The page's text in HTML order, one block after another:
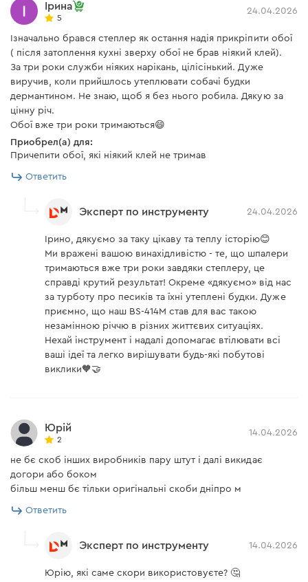
Ірина
5
24.04.2026
Ізначально брався степлер як остання надія прикріпити обої
( після затоплення кухні зверху обої не брав ніякий клей).
За три роки служби ніяких нарікань, цілісінький. Дуже
виручив, коли прийшлось утеплювати собачі будки
дермантином. Не знаю, щоб я без нього робила. Дякую за
цінну річ.
Обої вже три роки тримаються😄
Приобрел(а) для:
Причепити обої, які ніякий клей не тримав
Ответить
Эксперт по инструменту 24.04.2026
Ірино, дякуємо за таку цікаву та теплу історію😊
Ми вражені вашою винахідливістю - те, що шпалери
тримаються вже три роки завдяки степлеру, це
справді крутий результат! Окреме «дякуємо» від нас
за турботу про песиків та їхні утеплені будки. Дуже
приємно, що наш BS-414М став для вас такою
незамінною річчю в різних життєвих ситуаціях.
Нехай інструмент і надалі допомагає втілювати всі
ваші ідеї та легко вирішувати будь-які побутові
виклики🧡🤝
Юрій
2
14.04.2026
не бє скоб інших виробників пару штут і далі викидає
догори або боком
більш менш бє тільки оригінальні скоби дніпро м
Ответить
Эксперт по инструменту 14.04.2026
Юрію, які саме скори використовуєте? 🤔